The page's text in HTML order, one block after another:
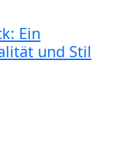
Ein
und Stil